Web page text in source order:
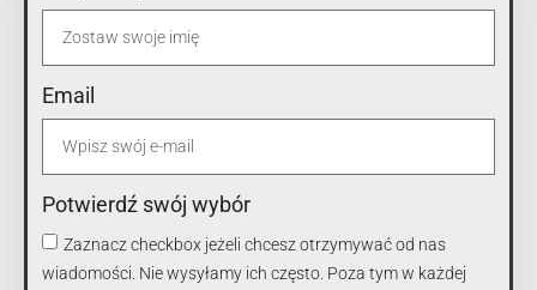
Email
Potwierdź swój wybór
Zaznacz checkbox jeżeli chcesz otrzymywać od nas
wiadomości. Nie wysyłamy ich często. Poza tym w każdej